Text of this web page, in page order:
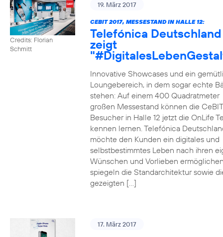
Credits: Florian
Schmitt
19. März 2017
CEBIT 2017, MESSESTAND IN HALLE 12:
Telefónica Deutschland
zeigt
Innovative Showcases und ein
Loungebereich, in dem sogar echte
stehen: Auf einem 400 Quadratmeter
großen Messestand können die CeBIT
Besucher in Halle 12 jetzt die OnLife
kennen lernen. Telefónica
möchte den Kunden ein digitales und
selbstbestimmtes Leben nach ihren
Wünschen und Vorlieben
spiegeln die Standarchitektur sowie
gezeigten […]
17. März 2017